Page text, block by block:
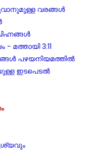
വരങ്ങൾ
മത്തായി 3:11
പഴയനിയമത്തിൽ
ഇടപെടൽ